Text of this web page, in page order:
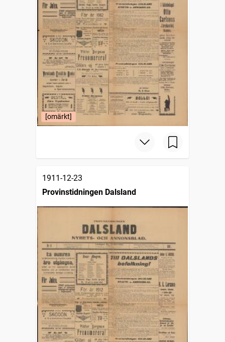
[omärkt]
1911-12-23
Provinstidningen Dalsland